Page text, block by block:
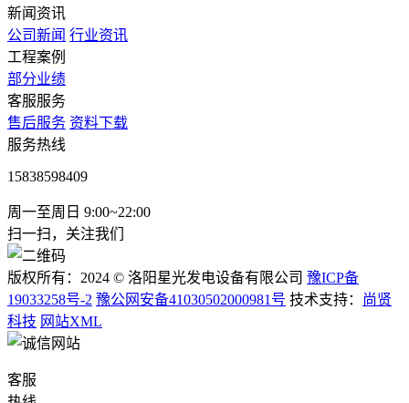
新闻资讯
公司新闻 行业资讯
工程案例
部分业绩
客服服务
售后服务 资料下载
服务热线
15838598409
周一至周日 9:00~22:00
扫一扫，关注我们
版权所有：2024 © 洛阳星光发电设备有限公司 豫ICP备
19033258号-2 豫公网安备41030502000981号 技术支持：
尚贤
科技 网站XML
客服